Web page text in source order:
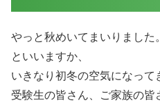
やっと秋めいてまいりました。
といいますか、
いきなり初冬の空気になって
受験生の皆さん、ご家族の